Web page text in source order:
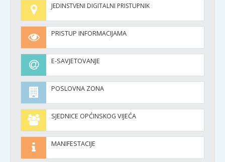
JEDINSTVENI DIGITALNI PRISTUPNIK
PRISTUP INFORMACIJAMA
E-SAVJETOVANJE
POSLOVNA ZONA
SJEDNICE OPĆINSKOG VIJEĆA
MANIFESTACIJE